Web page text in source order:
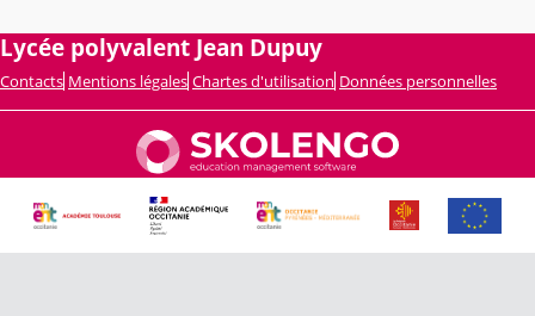
Lycée polyvalent Jean Dupuy
Contacts Mentions légales Chartes d'utilisation Données personnelles